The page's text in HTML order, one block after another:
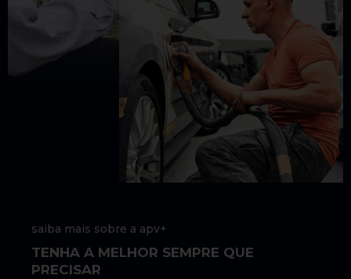
saiba mais sobre a apv+
TENHA A MELHOR SEMPRE QUE
PRECISAR